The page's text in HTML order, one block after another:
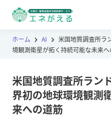
ホーム AI
米国地質調査所ラ
境観測衛星が拓く持続可能な未来
米国地質調査所ラン
界初の地球環境観測
来への道筋